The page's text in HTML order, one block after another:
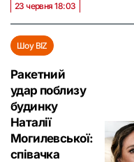
23 червня 18:03
Шоу BIZ
Ракетний
удар поблизу
будинку
Наталії
Могилевської:
співачка